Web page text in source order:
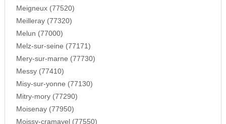
Meigneux (77520)
Meilleray (77320)
Melun (77000)
Melz-sur-seine (77171)
Mery-sur-marne (77730)
Messy (77410)
Misy-sur-yonne (77130)
Mitry-mory (77290)
Moisenay (77950)
Moissy-cramayel (77550)